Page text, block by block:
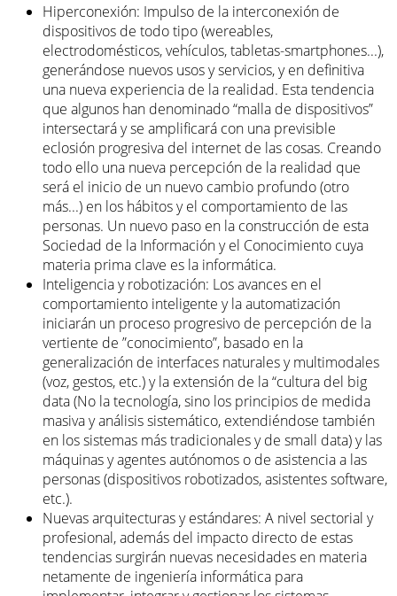
Hiperconexión: Impulso de la interconexión de
dispositivos de todo tipo (wereables,
electrodomésticos, vehículos, tabletas-smartphones...),
generándose nuevos usos y servicios, y en definitiva
una nueva experiencia de la realidad. Esta tendencia
que algunos han denominado “malla de dispositivos”
intersectará y se amplificará con una previsible
eclosión progresiva del internet de las cosas. Creando
todo ello una nueva percepción de la realidad que
será el inicio de un nuevo cambio profundo (otro
más...) en los hábitos y el comportamiento de las
personas. Un nuevo paso en la construcción de esta
Sociedad de la Información y el Conocimiento cuya
materia prima clave es la informática.
Inteligencia y robotización: Los avances en el
comportamiento inteligente y la automatización
iniciarán un proceso progresivo de percepción de la
vertiente de ”conocimiento”, basado en la
generalización de interfaces naturales y multimodales
(voz, gestos, etc.) y la extensión de la “cultura del big
data (No la tecnología, sino los principios de medida
masiva y análisis sistemático, extendiéndose también
en los sistemas más tradicionales y de small data) y las
máquinas y agentes autónomos o de asistencia a las
personas (dispositivos robotizados, asistentes software,
etc.).
Nuevas arquitecturas y estándares: A nivel sectorial y
profesional, además del impacto directo de estas
tendencias surgirán nuevas necesidades en materia
netamente de ingeniería informática para